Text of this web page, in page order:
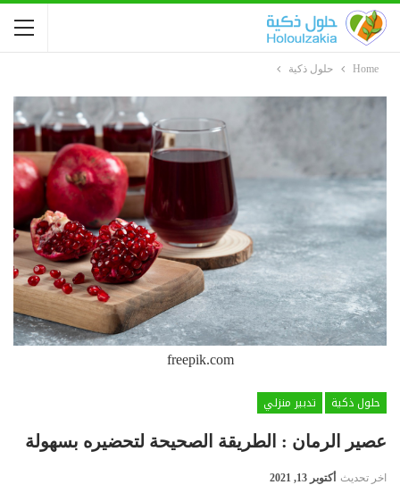
Home حلول ذكية
freepik.com
حلول ذكية
تدبير منزلي
عصير الرمان : الطريقة الصحيحة لتحضيره بسهولة
اخر تحديث أكتوبر 13, 2021